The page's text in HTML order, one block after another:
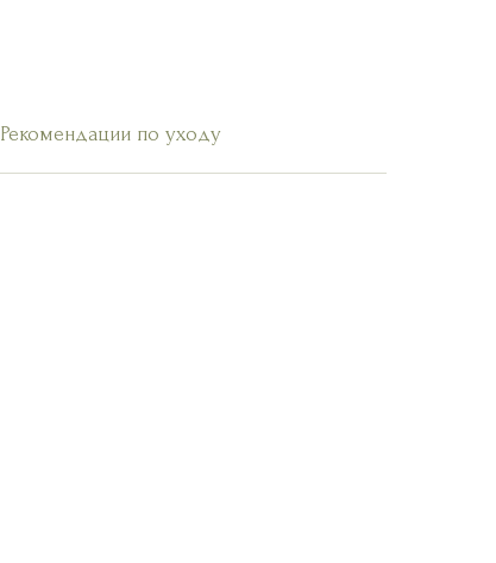
Рекомендации по уходу